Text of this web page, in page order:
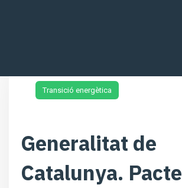
Transició energètica
Generalitat de
Catalunya. Pacte